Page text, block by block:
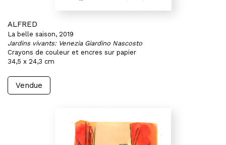
ALFRED
La belle saison, 2019
Jardins vivants: Venezia Giardino Nascosto
Crayons de couleur et encres sur papier
34,5 x 24,3 cm
Vendue